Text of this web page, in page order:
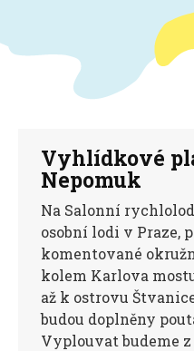
Vyhlídkové
Nepomuk
Na Salonní
osobní lodi v Praze,
komentované
kolem Karlova
až k ostrovu
budou doplněny
Vyplouvat budeme